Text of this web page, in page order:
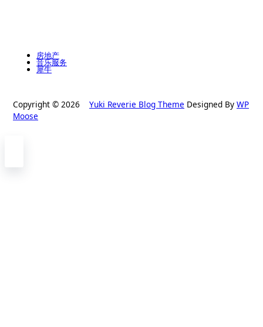
房地产
音乐服务
犀牛
Copyright © 2026 Yuki Reverie Blog Theme Designed By WP
Moose